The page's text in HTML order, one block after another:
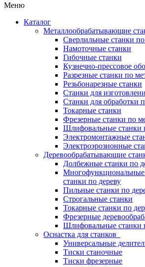
Меню
Каталог
Металлообрабатывающие
Сверлильные станки
Намоточные станки
Гибочные станки
Кузнечно-прессовое
Разрезные станки по
Резьбонарезные станки
Станки для
Станки для обработки
Токарные станки
Фрезерные станки по
Шлифовальные станки
Электромонтажные
Электроэрозионные
Деревообрабатывающие
Долбежные станки по
станки по дереву
Пильные станки по
Строгальные станки
Токарные станки по
Фрезерные
Шлифовальные станки
Оснастка для станков
Универсальные
Тиски станочные
Тиски фрезерные